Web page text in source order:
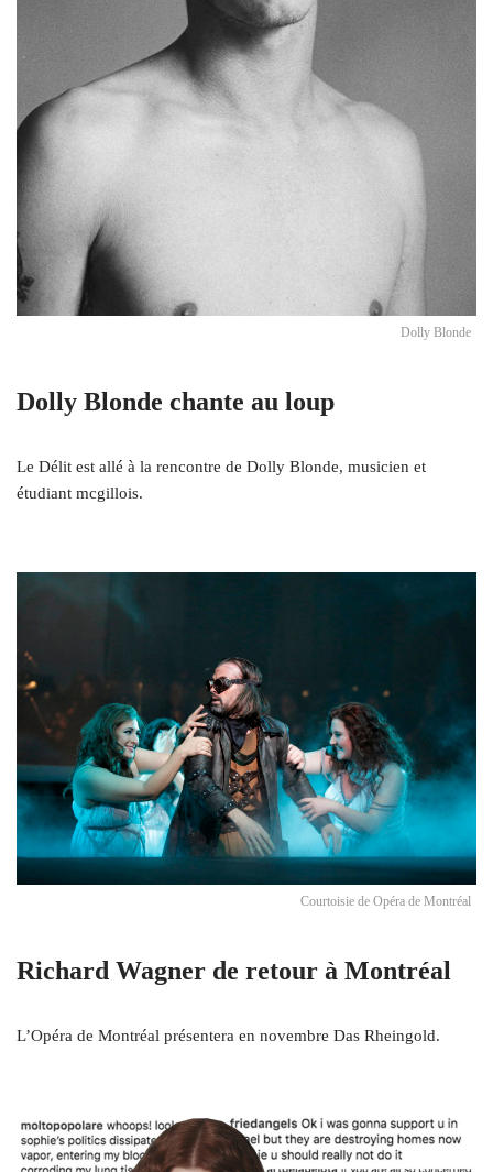
Dolly Blonde
Dolly Blonde chante au loup
Le Délit est allé à la rencontre de Dolly Blonde, musicien et
étudiant mcgillois.
Courtoisie de Opéra de Montréal
Richard Wagner de retour à Montréal
L’Opéra de Montréal présentera en novembre Das Rheingold.